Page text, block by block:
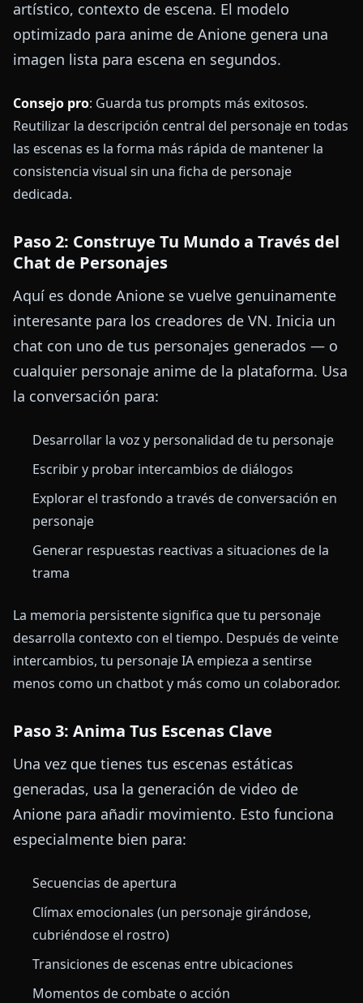
artístico, contexto de escena. El modelo
optimizado para anime de Anione genera una
imagen lista para escena en segundos.
Consejo pro: Guarda tus prompts más exitosos.
Reutilizar la descripción central del personaje en todas
las escenas es la forma más rápida de mantener la
consistencia visual sin una ficha de personaje
dedicada.
Paso 2: Construye Tu Mundo a Través del
Chat de Personajes
Aquí es donde Anione se vuelve genuinamente
interesante para los creadores de VN. Inicia un
chat con uno de tus personajes generados — o
cualquier personaje anime de la plataforma. Usa
la conversación para:
Desarrollar la voz y personalidad de tu personaje
Escribir y probar intercambios de diálogos
Explorar el trasfondo a través de conversación en
personaje
Generar respuestas reactivas a situaciones de la
trama
La memoria persistente significa que tu personaje
desarrolla contexto con el tiempo. Después de veinte
intercambios, tu personaje IA empieza a sentirse
menos como un chatbot y más como un colaborador.
Paso 3: Anima Tus Escenas Clave
Una vez que tienes tus escenas estáticas
generadas, usa la generación de video de
Anione para añadir movimiento. Esto funciona
especialmente bien para:
Secuencias de apertura
Clímax emocionales (un personaje girándose,
cubriéndose el rostro)
Transiciones de escenas entre ubicaciones
Momentos de combate o acción